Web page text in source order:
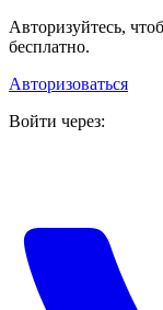
Авторизуйтесь,
бесплатно.
Авторизоваться
Войти через: